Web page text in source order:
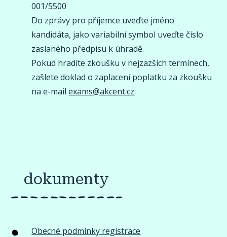
001/5500
Do zprávy pro příjemce uveďte jméno
kandidáta, jako variabilní symbol uveďte číslo
zaslaného předpisu k úhradě.
Pokud hradíte zkoušku v nejzazších termínech,
zašlete doklad o zaplacení poplatku za zkoušku
na e-mailexams@akcent.cz.
dokumenty
Obecné podmínky registrace